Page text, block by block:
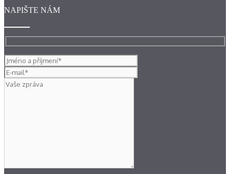
NAPIŠTE NÁM